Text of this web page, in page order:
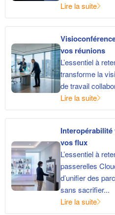
Lire la suite
vos réunions
L’essentiel à
transforme la
de travail
Lire la suite
vos flux
L’essentiel à
passerelles
d’unifier des
sans sacrifier...
Lire la suite